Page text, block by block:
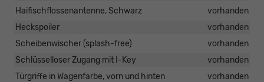
Haifischflossenantenne, Schwarz
vorhanden
Heckspoiler
vorhanden
Scheibenwischer (splash-free)
vorhanden
Schlüsselloser Zugang mit I-Key
vorhanden
Türgriffe in Wagenfarbe, vorn und hinten
vorhanden